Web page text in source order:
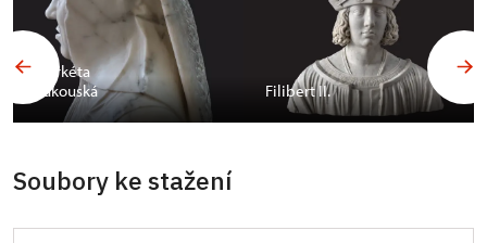
Markéta
Rakouská
Filibert II.
Soubory ke stažení